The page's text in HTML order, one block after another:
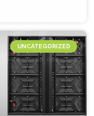
UNCATEGORIZED